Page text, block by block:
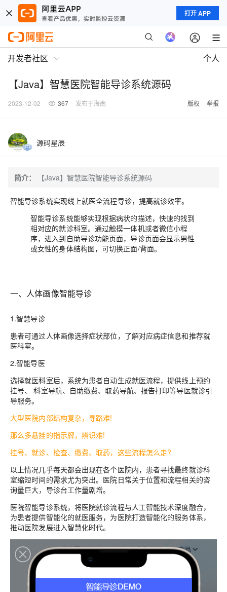
打开 APP
开发者社区 个人
【Java】智慧医院智能导诊系统源码
2023-12-02 367 发布于海南 版权 举报
源码星辰
简介： 【Java】智慧医院智能导诊系统源码
智能导诊系统实现线上就医全流程导诊，提高就诊效率。
智能导诊系统能够实现根据病状的描述，快速的找到
相对应的就诊科室。通过触摸一体机或者微信小程
序，进入到自助导诊功能页面，导诊页面会显示男性
或女性的身体结构图，可切换正面/背面。
一、人体画像智能导诊
1.智慧导诊
患者可通过人体画像选择症状部位，了解对应病症信息和推荐就
医科室。
2.智能导医
选择就医科室后，系统为患者自动生成就医流程，提供线上预约
挂号、 科室导航、自助缴费、取药导航、报告打印等导医就诊引
导服务。
大型医院内部结构复杂，寻路难!
那么多悬挂的指示牌，辨识难!
挂号、就诊、检查、缴费、取药，这些流程怎么走?
以上情况几乎每天都会出现在各个医院内，患者寻找最终就诊科
室缩短时间的需求尤为突出。医院日常关于位置和流程相关的咨
询量巨大，导诊台工作量剧增。
医院智能导诊系统，将医院就诊流程与人工智能技术深度融合，
为患者提供智能化的就医服务，为医院打造智能化的服务体系，
推动医院发展进入智慧化时代。